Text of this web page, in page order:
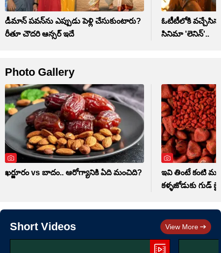
డీమాన్ పవన్‌ను ఎప్పుడు పెళ్లి చేసుకుంటారు?
రీతూ చౌదరి ఆన్సర్ ఇదే
ఓటీటీలోకి వచ్చేసిన
సినిమా 'లెనిన్'..
Photo Gallery
ఖర్జూరం vs బాదం.. ఆరోగ్యానికి ఏది మంచిది?
ఇవి తింటే కంటి
కళ్ళజోడుకు గుడ్ బై
Short Videos View More